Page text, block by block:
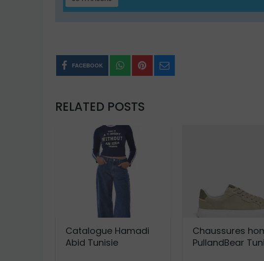
FACEBOOK
RELATED POSTS
Catalogue Hamadi
Abid Tunisie
Chaussures
PullandBear